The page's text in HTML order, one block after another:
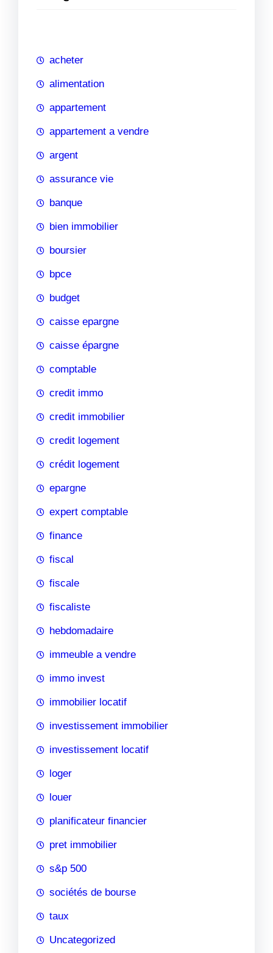
h
acheter
alimentation
appartement
appartement a vendre
argent
assurance vie
banque
bien immobilier
boursier
bpce
budget
caisse epargne
caisse épargne
comptable
credit immo
credit immobilier
credit logement
crédit logement
epargne
expert comptable
finance
fiscal
fiscale
fiscaliste
hebdomadaire
immeuble a vendre
immo invest
immobilier locatif
investissement immobilier
investissement locatif
loger
louer
planificateur financier
pret immobilier
s&p 500
sociétés de bourse
taux
Uncategorized